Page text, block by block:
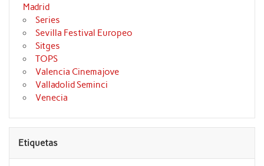
Madrid
Series
Sevilla Festival Europeo
Sitges
TOPS
Valencia Cinemajove
Valladolid Seminci
Venecia
Etiquetas